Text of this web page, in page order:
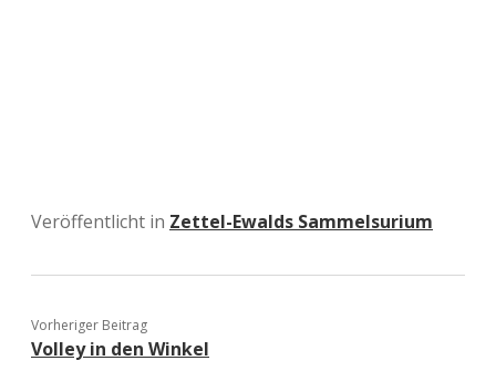
Veröffentlicht in Zettel-Ewalds Sammelsurium
Vorheriger Beitrag
Volley in den Winkel